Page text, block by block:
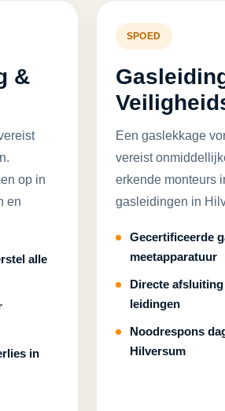
&
op in
en
alle
in
SPOED
Een gaslekkage
vereist
erkende monteurs
gasleidingen in
Gecertificeerde
meetapparatuur
Directe
leidingen
Noodrespons
Hilversum